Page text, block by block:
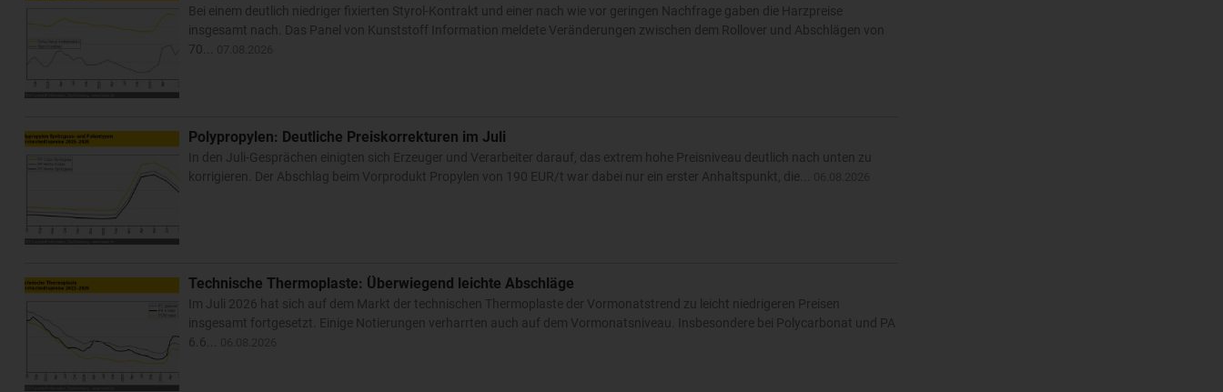
Bei einem deutlich niedriger fixierten Styrol-Kontrakt und einer nach wie vor geringen Nachfrage gaben die Harzpreise
insgesamt nach. Das Panel von Kunststoff Information meldete Veränderungen zwischen dem Rollover und Abschlägen von
70...
Polypropylen: Deutliche Preiskorrekturen im Juli
In den Juli-Gesprächen einigten sich Erzeuger und Verarbeiter darauf, das extrem hohe Preisniveau deutlich nach unten zu
korrigieren. Der Abschlag beim Vorprodukt Propylen von 190 EUR/t war dabei nur ein erster Anhaltspunkt, die...
Technische Thermoplaste: Überwiegend leichte Abschläge
Im Juli 2026 hat sich auf dem Markt der technischen Thermoplaste der Vormonatstrend zu leicht niedrigeren Preisen
insgesamt fortgesetzt. Einige Notierungen verharrten auch auf dem Vormonatsniveau. Insbesondere bei Polycarbonat und PA
6.6...